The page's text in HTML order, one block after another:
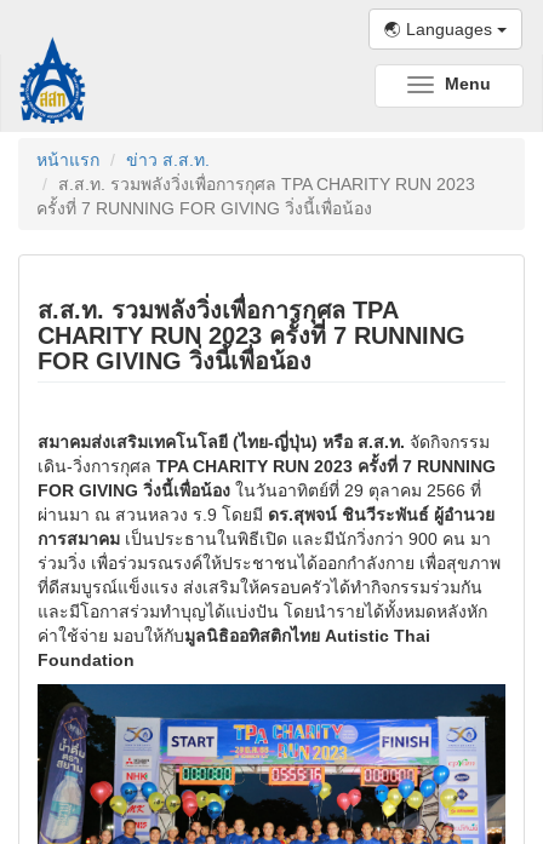
🌏 Languages
Toggle
navigation
Menu
หน้าแรก
ข่าว ส.ส.ท.
ส.ส.ท. รวมพลังวิ่งเพื่อการกุศล TPA CHARITY RUN 2023
ครั้งที่ 7 RUNNING FOR GIVING วิ่งนี้เพื่อน้อง
ส.ส.ท. รวมพลังวิ่งเพื่อการกุศล TPA
CHARITY RUN 2023 ครั้งที่ 7 RUNNING
FOR GIVING วิ่งนี้เพื่อน้อง
สมาคมส่งเสริมเทคโนโลยี (ไทย-ญี่ปุ่น) หรือ ส.ส.ท. จัดกิจกรรม
เดิน-วิ่งการกุศล TPA CHARITY RUN 2023 ครั้งที่ 7 RUNNING
FOR GIVING วิ่งนี้เพื่อน้อง ในวันอาทิตย์ที่ 29 ตุลาคม 2566 ที่
ผ่านมา ณ สวนหลวง ร.9 โดยมี ดร.สุพจน์ ชินวีระพันธ์ ผู้อำนวย
การสมาคม เป็นประธานในพิธีเปิด และมีนักวิ่งกว่า 900 คน มา
ร่วมวิ่ง เพื่อร่วมรณรงค์ให้ประชาชนได้ออกกำลังกาย เพื่อสุขภาพ
ที่ดีสมบูรณ์แข็งแรง ส่งเสริมให้ครอบครัวได้ทำกิจกรรมร่วมกัน
และมีโอกาสร่วมทำบุญได้แบ่งปัน โดยนำรายได้ทั้งหมดหลังหัก
ค่าใช้จ่าย มอบให้กับมูลนิธิออทิสติกไทย Autistic Thai
Foundation